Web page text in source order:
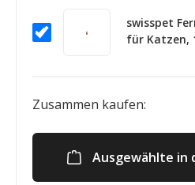
swisspet
für Katzen,
Zusammen kaufen:
Ausgewählte in